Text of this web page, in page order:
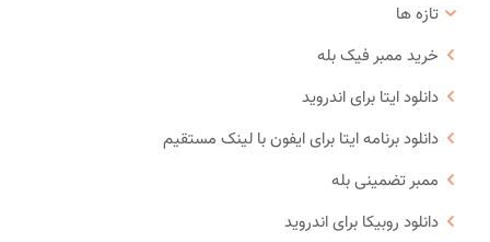
تازه ها
خرید ممبر فیک بله
دانلود ایتا برای اندروید
دانلود برنامه ایتا برای ایفون با لینک مستقیم
ممبر تضمینی بله
دانلود روبیکا برای اندروید